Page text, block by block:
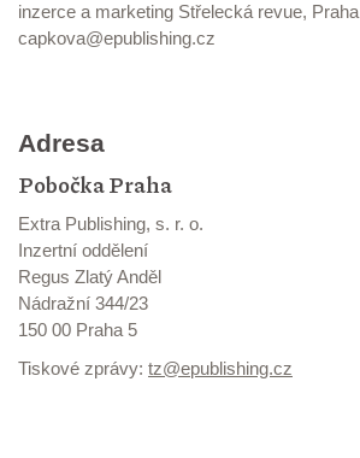
inzerce a marketing Střelecká revue, Praha
capkova@epublishing.cz
Adresa
Pobočka Praha
Extra Publishing, s. r. o.
Inzertní oddělení
Regus Zlatý Anděl
Nádražní 344/23
150 00 Praha 5
Tiskové zprávy: tz@epublishing.cz